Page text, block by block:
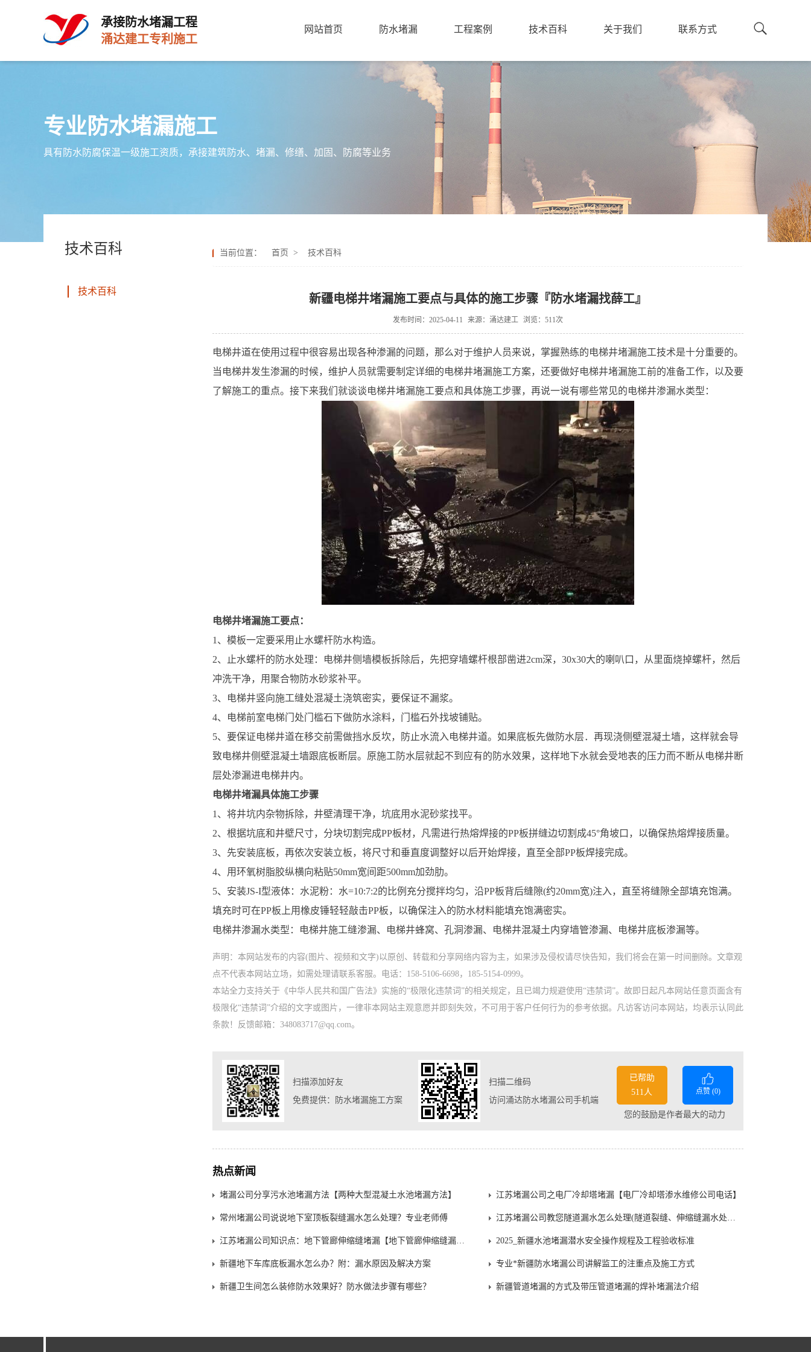
承接防水堵漏工程
涌达建工专利施工
网站首页 防水堵漏 工程案例 技术百科 关于我们 联系方式
专业防水堵漏施工
具有防水防腐保温一级施工资质，承接建筑防水、堵漏、修缮、加固、防腐等业务
技术百科
技术百科
当前位置： 首页 > 技术百科
新疆电梯井堵漏施工要点与具体的施工步骤『防水堵漏找薛工』
发布时间：2025-04-11 来源：涌达建工 浏览：511次
电梯井道在使用过程中很容易出现各种渗漏的问题，那么对于维护人员来说，掌握熟练的电梯井堵漏施工技术是十分重要的。
当电梯井发生渗漏的时候，维护人员就需要制定详细的电梯井堵漏施工方案，还要做好电梯井堵漏施工前的准备工作，以及要
了解施工的重点。接下来我们就谈谈电梯井堵漏施工要点和具体施工步骤，再说一说有哪些常见的电梯井渗漏水类型：
电梯井堵漏施工要点：
1、模板一定要采用止水螺杆防水构造。
2、止水螺杆的防水处理：电梯井侧墙模板拆除后，先把穿墙螺杆根部凿进2cm深，30x30大的喇叭口，从里面烧掉螺杆，然后
冲洗干净，用聚合物防水砂浆补平。
3、电梯井竖向施工缝处混凝土浇筑密实，要保证不漏浆。
4、电梯前室电梯门处门槛石下做防水涂料，门槛石外找坡铺贴。
5、要保证电梯井道在移交前需做挡水反坎，防止水流入电梯井道。如果底板先做防水层．再现浇侧壁混凝土墙，这样就会导
致电梯井侧壁混凝土墙跟底板断层。原施工防水层就起不到应有的防水效果，这样地下水就会受地表的压力而不断从电梯井断
层处渗漏进电梯井内。
电梯井堵漏具体施工步骤
1、将井坑内杂物拆除，井壁清理干净，坑底用水泥砂浆找平。
2、根据坑底和井壁尺寸，分块切割完成PP板材，凡需进行热熔焊接的PP板拼缝边切割成45°角坡口，以确保热熔焊接质量。
3、先安装底板，再依次安装立板，将尺寸和垂直度调整好以后开始焊接，直至全部PP板焊接完成。
4、用环氧树脂胶纵横向粘贴50mm宽间距500mm加劲肋。
5、安装JS-I型液体：水泥粉：水=10:7:2的比例充分搅拌均匀，沿PP板背后缝隙(约20mm宽)注入，直至将缝隙全部填充饱满。
填充时可在PP板上用橡皮锤轻轻敲击PP板，以确保注入的防水材料能填充饱满密实。
电梯井渗漏水类型：电梯井施工缝渗漏、电梯井蜂窝、孔洞渗漏、电梯井混凝土内穿墙管渗漏、电梯井底板渗漏等。
声明：本网站发布的内容(图片、视频和文字)以原创、转载和分享网络内容为主，如果涉及侵权请尽快告知，我们将会在第一时间删除。文章观
点不代表本网站立场，如需处理请联系客服。电话：158-5106-6698，185-5154-0999。
本站全力支持关于《中华人民共和国广告法》实施的“极限化违禁词”的相关规定，且已竭力规避使用“违禁词”。故即日起凡本网站任意页面含有
极限化“违禁词”介绍的文字或图片，一律非本网站主观意愿并即刻失效，不可用于客户任何行为的参考依据。凡访客访问本网站，均表示认同此
条款！反馈邮箱：348083717@qq.com。
扫描添加好友
免费提供：防水堵漏施工方案
扫描二维码
访问涌达防水堵漏公司手机端
已帮助
511人
点赞 (0)
您的鼓励是作者最大的动力
热点新闻
堵漏公司分享污水池堵漏方法【两种大型混凝土水池堵漏方法】 江苏堵漏公司之电厂冷却塔堵漏【电厂冷却塔渗水维修公司电话】
常州堵漏公司说说地下室顶板裂缝漏水怎么处理？专业老师傅 江苏堵漏公司教您隧道漏水怎么处理(隧道裂缝、伸缩缝漏水处理方法)
江苏堵漏公司知识点：地下管廊伸缩缝堵漏【地下管廊伸缩缝漏水处理方法】 2025_新疆水池堵漏潜水安全操作规程及工程验收标准
新疆地下车库底板漏水怎么办？附：漏水原因及解决方案 专业*新疆防水堵漏公司讲解监工的注重点及施工方式
新疆卫生间怎么装修防水效果好？防水做法步骤有哪些？ 新疆管道堵漏的方式及带压管道堵漏的焊补堵漏法介绍